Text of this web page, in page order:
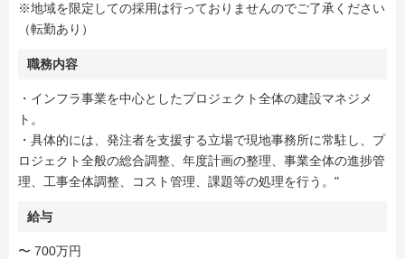
※地域を限定しての採用は行っておりませんのでご了承ください
（転勤あり）
職務内容
・インフラ事業を中心としたプロジェクト全体の建設マネジメ
ト。
・具体的には、発注者を支援する立場で現地事務所に常駐し、プ
ロジェクト全般の総合調整、年度計画の整理、事業全体の進捗管
理、工事全体調整、コスト管理、課題等の処理を行う。"
給与
〜 700万円